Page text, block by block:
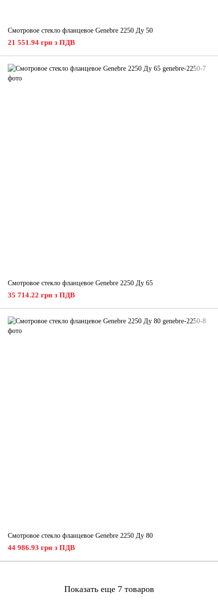
Смотровое стекло фланцевое Genebre 2250 Ду 50
21 551.94 грн з ПДВ
Смотровое стекло фланцевое Genebre 2250 Ду 65
35 714.22 грн з ПДВ
Смотровое стекло фланцевое Genebre 2250 Ду 80
44 986.93 грн з ПДВ
Показать еще 7 товаров